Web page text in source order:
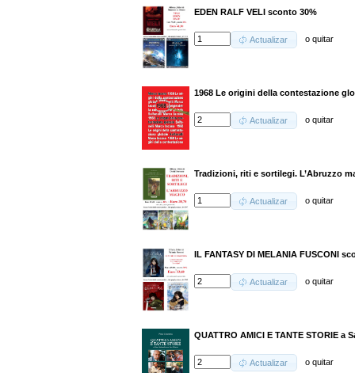
EDEN RALF VELI sconto 30%
Actualizar oquitar
1968 Le origini della contestazione
Actualizar oquitar
Tradizioni, riti e sortilegi. L’Abruzzo
Actualizar oquitar
IL FANTASY DI MELANIA FUSCONI
Actualizar oquitar
QUATTRO AMICI E TANTE STORIE a
Actualizar oquitar